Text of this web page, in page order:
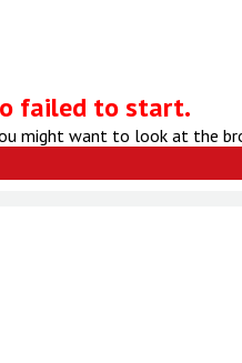
failed to start.
might want to look at the